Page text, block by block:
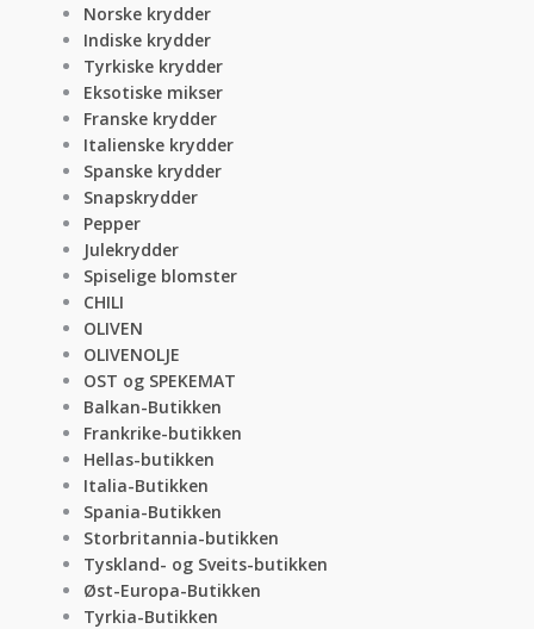
Norske krydder
Indiske krydder
Tyrkiske krydder
Eksotiske mikser
Franske krydder
Italienske krydder
Spanske krydder
Snapskrydder
Pepper
Julekrydder
Spiselige blomster
CHILI
OLIVEN
OLIVENOLJE
OST og SPEKEMAT
Balkan-Butikken
Frankrike-butikken
Hellas-butikken
Italia-Butikken
Spania-Butikken
Storbritannia-butikken
Tyskland- og Sveits-butikken
Øst-Europa-Butikken
Tyrkia-Butikken